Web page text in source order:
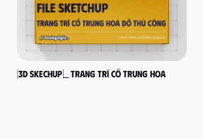
[3D SKECHUP]_ Trang trí cổ Trung Hoa